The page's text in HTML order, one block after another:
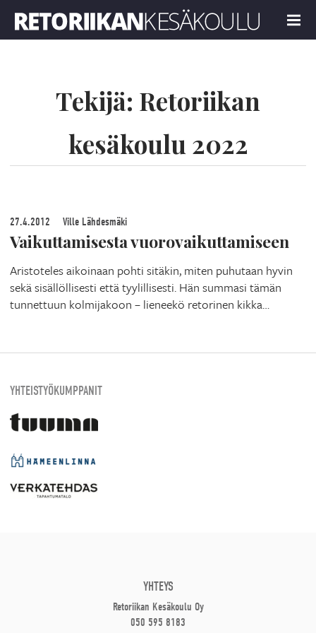
MENU
Tekijä: Retoriikan
kesäkoulu 2022
27.4.2012 Ville Lähdesmäki
Vaikuttamisesta vuorovaikuttamiseen
Aristoteles aikoinaan pohti sitäkin, miten puhutaan hyvin
sekä sisällöllisesti että tyylillisesti. Hän summasi tämän
tunnettuun kolmijakoon – lieneekö retorinen kikka…
YHTEISTYÖKUMPPANIT
YHTEYS
Retoriikan Kesäkoulu Oy
050 595 8183